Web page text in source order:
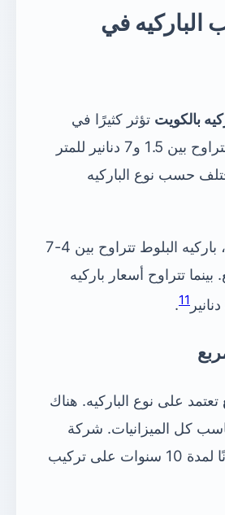
الباركيه في
بالكويت تؤثر كثيرًا في
اختيار الأرضيات. تتراوح بين 1.5 و7 دنانير للمتر
حسب نوع الباركيه
على سبيل المثال، باركيه البلوط تتراوح بين 4-7
بينما تتراوح أسعار باركيه
11
.
تعتمد على نوع الباركيه. هناك
كل الميزانيات. شركة
المرمر تقدم ضمانًا لمدة 10 سنوات على تركيب